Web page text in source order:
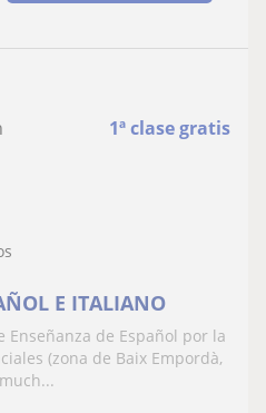
1ª clase gratis
E ITALIANO
de Español por la
(zona de Baix Empordà,